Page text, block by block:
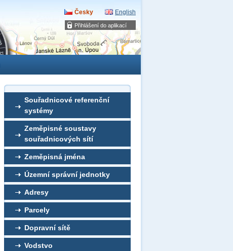
Přihlášení do aplikací
Česky English
Souřadnicové referenční
systémy
Zeměpisné soustavy
souřadnicových sítí
Zeměpisná jména
Územní správní jednotky
Adresy
Parcely
Dopravní sítě
Vodstvo